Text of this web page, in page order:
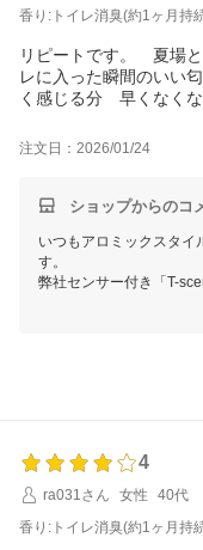
可能かと存じますが、何
またのご利用をお待ちし
香り:トイレ消臭(約1ヶ月持
リピートです。 夏場
レに入った瞬間のいい
く感じる分 早くなく
扇のない我が家のト
てます
注文日：2026/01/24
ショップからのコ
いつもアロミックスタイ
す。
弊社センサー付き「T-
室内の温度が高い場合
早まります。
部のパッドが乾ききる前
て注ぐ）のもおすすめで
4
ra031さん
女性
40代
香り:トイレ消臭(約1ヶ月持